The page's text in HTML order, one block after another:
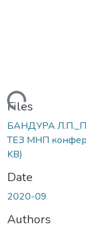
Files
БАНДУРА
ТЕЗ МНП
KB)
Date
2020-09
Authors